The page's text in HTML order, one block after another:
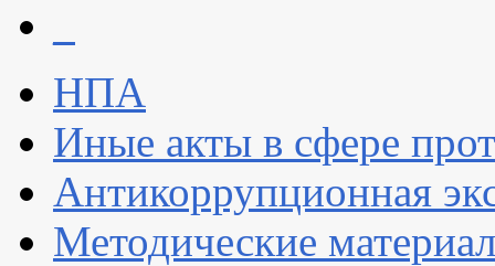
НПА
Иные акты в сфере
Антикоррупционная
Методические